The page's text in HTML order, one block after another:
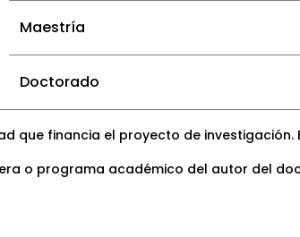
Maestría
Doctorado
que financia el proyecto de investigación.
o programa académico del autor del